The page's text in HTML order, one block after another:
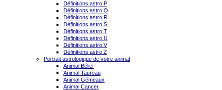
Définitions astro P
Définitions astro Q
Définitions astro R
Définitions astro S
Définitions astro T
Définitions astro U
Définitions astro V
Définitions astro Z
Portrait astrologique de votre animal
Animal Bélier
Animal Taureau
Animal Gémeaux
Animal Cancer